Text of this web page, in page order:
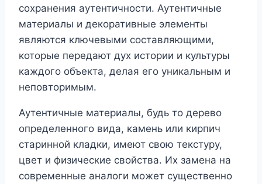
сохранения аутентичности. Аутентичные
материалы и декоративные элементы
являются ключевыми составляющими,
которые передают дух истории и культуры
каждого объекта, делая его уникальным и
неповторимым.
Аутентичные материалы, будь то дерево
определенного вида, камень или кирпич
старинной кладки, имеют свою текстуру,
цвет и физические свойства. Их замена на
современные аналоги может существенно